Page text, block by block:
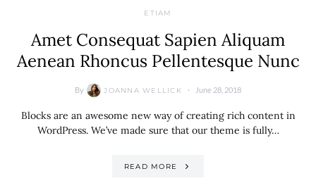
ETIAM
Amet Consequat Sapien Aliquam
Aenean Rhoncus Pellentesque Nunc
By JOANNA WELLICK June 28, 2018
Blocks are an awesome new way of creating rich content in
WordPress. We’ve made sure that our theme is fully…
READ MORE